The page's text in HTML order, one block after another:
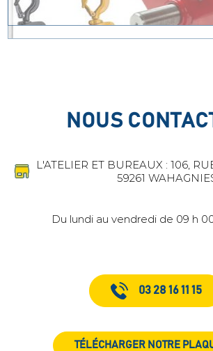
NOUS
L'ATELIER ET BUREAUX : 106,
59261
Du lundi au vendredi de 09 h
03 28 16 11 15
TÉLÉCHARGER NOTRE